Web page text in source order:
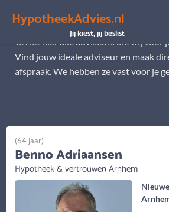
HypotheekAdvies.nl
Jij kiest, jij beslist
Alle adviseurs
Je ziet hier alle adviseurs die wij voor
Vind jouw ideale adviseur en maak
afspraak. We hebben ze vast voor je
(64 jaar)
Benno Adriaansen
Hypotheek & vertrouwen Arnhem